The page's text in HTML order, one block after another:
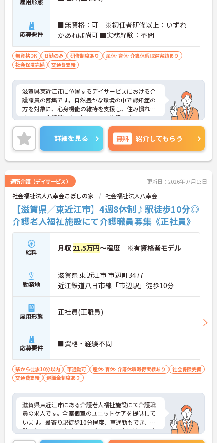
雇用形態
応募要件
■無資格：可 ※初任者研修以上：いずれ
かあれば尚可 ■実務経験：不問
無資格OK 日勤のみ 研修制度あり
産休･育休･介護休暇取得実績あり
社会保険完備
交通費支給
滋賀県東近江市に位置するデイサービスにおける介
護職員の募集です。自然豊かな環境の中で認知症の
方を対象に、心身機能の維持を支援し、住み慣れた
自宅での生活継続を目指している施設です。
完全週休2日制＆土日は固定休みです。プライベート
とのメリハリのある働き方ができます。また、新し
く介護業務をスタートさせたい方にもおすすめの求
人です。
ご興味のある方には、面接対策ポイントなど、さら
い！
詳細を見る 無料 紹介してもらう
通所介護（デイサービス） 更新日：2026年07月13日
社会福祉法人八幸会こぼしの家 社会福祉法人八幸会
【滋賀県／東近江市】4週8休制♪駅徒歩10分◎
介護老人福祉施設にて介護職員募集《正社員》
給料 月収 21.5万円～程度 ※有資格者モデル
勤務地
滋賀県 東近江市 市辺町3477
近江鉄道八日市線「市辺駅」徒歩10分
雇用形態 正社員(正職員)
応募要件 ■資格・経験不問
駅から徒歩10分以内 車通勤可 産休･育休･介護休暇取得実績あり
社会保険完備
交通費支給
退職金制度あり
滋賀県東近江市にある介護老人福祉施設にて介護職
員の求人です。全室個室のユニットケアを提供して
います。最寄り駅徒歩10分程度、車通勤もでき、通
勤の負担もすくなめです。ご興味ある方には、面接
対策ポイントなど、さらに詳細をお話しいたします